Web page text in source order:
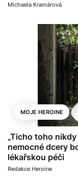
Michaela Kramárová
MOJE HEROINE
„Ticho toho
nemocné dcery
lékařskou péči
Redakce Heroine